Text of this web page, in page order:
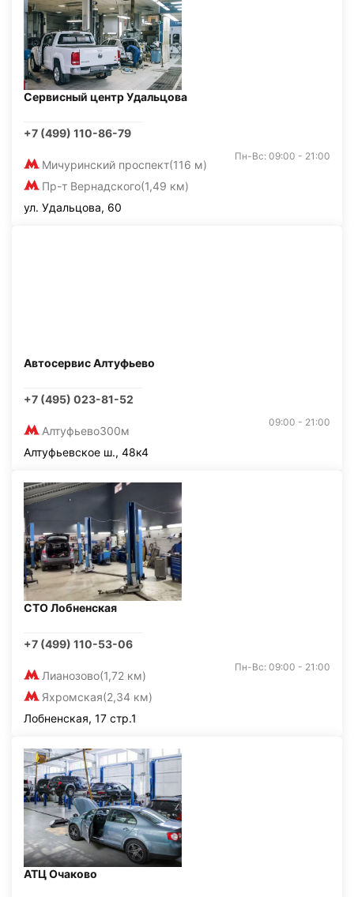
Сервисный центр Удальцова
+7 (499) 110-86-79
Мичуринский проспект(116 м)
Пр-т Вернадского(1,49 км)
Пн-Вс: 09:00 - 21:00
ул. Удальцова, 60
Автосервис Алтуфьево
+7 (495) 023-81-52
Алтуфьево300м
09:00 - 21:00
Алтуфьевское ш., 48к4
СТО Лобненская
+7 (499) 110-53-06
Лианозово(1,72 км)
Яхромская(2,34 км)
Пн-Вс: 09:00 - 21:00
Лобненская, 17 стр.1
АТЦ Очаково